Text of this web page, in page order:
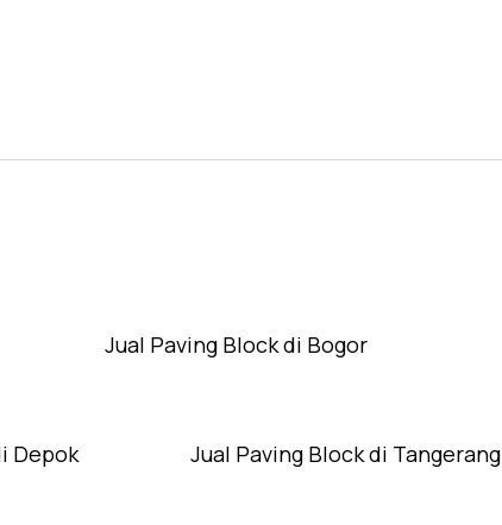
Jual Paving Block di Bogor
Depok Jual Paving Block di Tangerang